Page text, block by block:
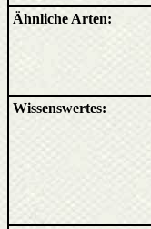
Ähnliche Arten:
Wissenswertes: